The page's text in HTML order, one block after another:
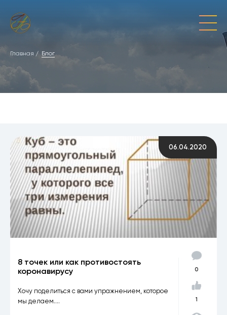
Главная Блог
06.04.2020
8 точек или как противостоять
коронавирусу
Хочу поделиться с вами упражнением, которое
мы делаем....
0
1